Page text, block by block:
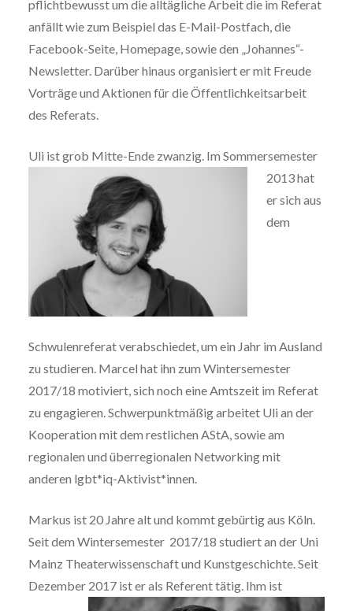
pflichtbewusst um die alltägliche Arbeit die im Referat
anfällt wie zum Beispiel das E-Mail-Postfach, die
Facebook-Seite, Homepage, sowie den „Johannes“-
Newsletter. Darüber hinaus organisiert er mit Freude
Vorträge und Aktionen für die Öffentlichkeitsarbeit
des Referats.
Uli ist grob Mitte-Ende zwanzig. Im Sommersemester
2013 hat
er sich aus
dem
Schwulenreferat verabschiedet, um ein Jahr im Ausland
zu studieren. Marcel hat ihn zum Wintersemester
2017/18 motiviert, sich noch eine Amtszeit im Referat
zu engagieren. Schwerpunktmäßig arbeitet Uli an der
Kooperation mit dem restlichen AStA, sowie am
regionalen und überregionalen Networking mit
anderen lgbt*iq-Aktivist*innen.
Markus ist 20 Jahre alt und kommt gebürtig aus Köln.
Seit dem Wintersemester 2017/18 studiert an der Uni
Mainz Theaterwissenschaft und Kunstgeschichte. Seit
Dezember 2017ist er als Referent tätig. Ihm ist